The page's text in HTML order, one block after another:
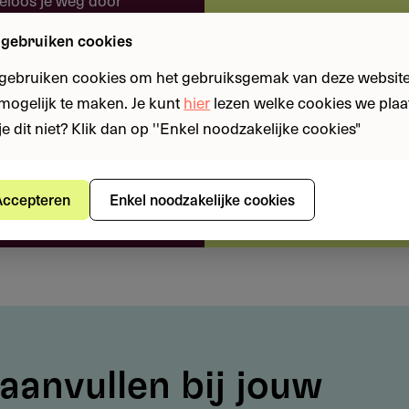
mentor, afgestemd op jouw behoefte en project.
documentaireplannen
inclusief moodboard en research
met beperkt budget
filmisch volwaardig)
intuïtieve platform.
kans met onze
fondsen
bij jouw
cookies
cookies om het gebruiksgemak van deze
te maken. Je kunthierlezen welke cookies we
dit niet? Klik dan op ''Enkel noodzakelijke cookies"
Enkel noodzakelijke cookies